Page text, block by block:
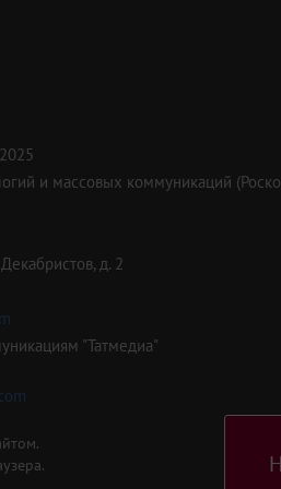
и массовых коммуникаций
д. 2
"Татмедиа"